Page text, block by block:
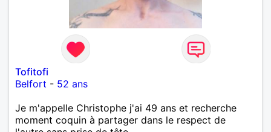
Tofitofi
Belfort - 52 ans
Je m'appelle Christophe j'ai 49 ans et recherche
moment coquin à partager dans le respect de